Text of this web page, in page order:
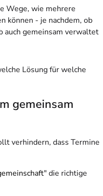
Wege, wie mehrere
können - je nachdem, ob
auch gemeinsam verwaltet
Lösung für welche
gemeinsam
verhindern, dass Termine
" die richtige